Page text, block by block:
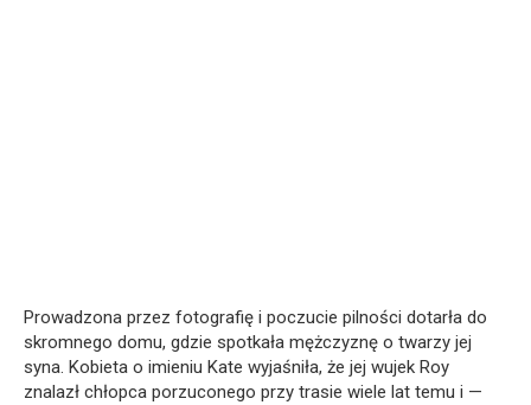
Prowadzona przez fotografię i poczucie pilności dotarła do
skromnego domu, gdzie spotkała mężczyznę o twarzy jej
syna. Kobieta o imieniu Kate wyjaśniła, że jej wujek Roy
znalazł chłopca porzuconego przy trasie wiele lat temu i —